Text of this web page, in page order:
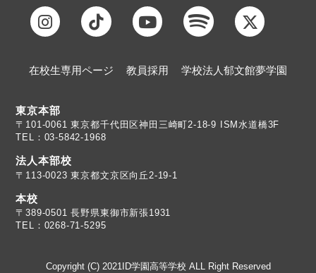
在校生専用ページ 教員採用 学校法人郁文館夢学園
東京本部
TEL：03-5842-1968
法人本部校
〒113-0023 東京都文京区向丘2-19-1
本校
TEL：0268-71-5295
Copyright (C) 2021ID学園高等学校 ALL Right Reserved